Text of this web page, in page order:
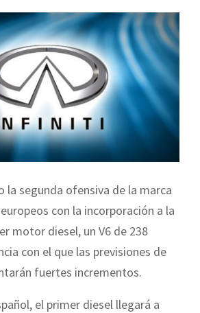
la segunda ofensiva de la marca
con la incorporación a la
motor diesel, un V6 de 238
con el que las previsiones de
fuertes incrementos.
el primer diesel llegará a